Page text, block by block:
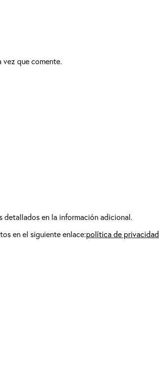
que comente.
en la información adicional.
en el siguiente enlace:política de privacidad